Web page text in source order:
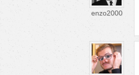
enzo2000